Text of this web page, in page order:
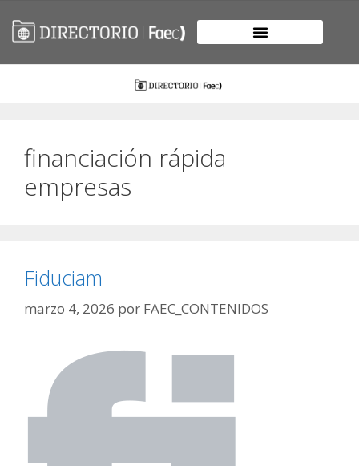
financiación rápida
empresas
Fiduciam
marzo 4, 2026 por FAEC_CONTENIDOS